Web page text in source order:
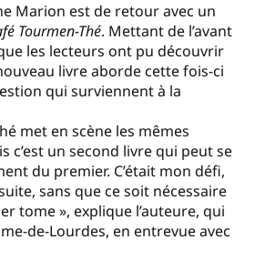
Marion est de retour avec un
Tourmen-Thé. Mettant de l’avant
les lecteurs ont pu découvrir
livre aborde cette fois-ci
qui surviennent à la
met en scène les mêmes
c’est un second livre qui peut se
du premier. C’était mon défi,
sans que ce soit nécessaire
tome », explique l’auteure, qui
de-Lourdes, en entrevue avec